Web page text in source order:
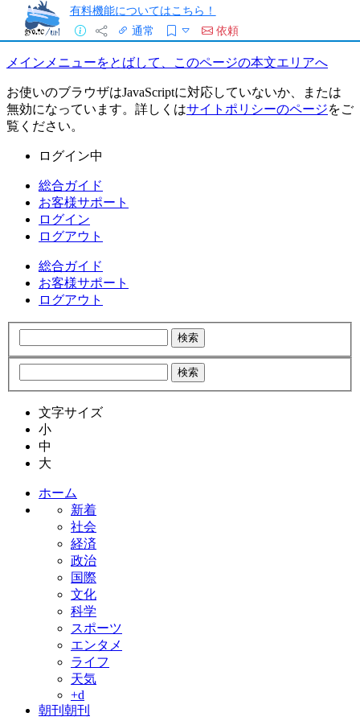
有料機能についてはこちら！
通常
依頼